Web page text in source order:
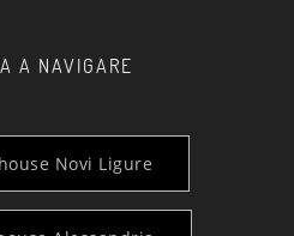
A NAVIGARE
Novi Ligure